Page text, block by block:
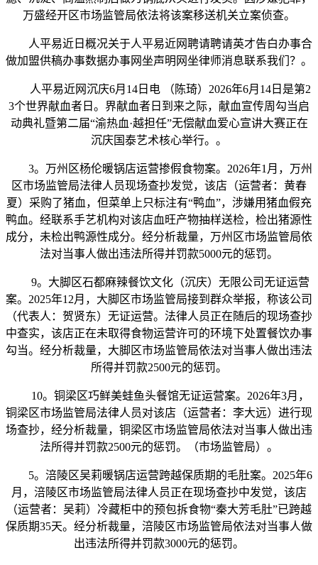
万盛经开区市场监管局依法将该案移送机关立案侦查。
人平易近日概况关于人平易近网聘请聘请英才告白办事合
做加盟供稿办事数据办事网坐声明网坐律师消息联系我们？。
人平易近网沉庆6月14日电 （陈琦）2026年6月14日是第2
3个世界献血者日。界献血者日到来之际，献血宣传周勾当启
动典礼暨第二届“渝热血·越担任”无偿献血爱心宣讲大赛正在
沉庆国泰艺术核心举行。。
3。万州区杨伦暖锅店运营掺假食物案。2026年1月，万州
区市场监管局法律人员现场查抄发觉，该店（运营者：黄春
夏）采购了猪血，但菜单上只标注有“鸭血”，涉嫌用猪血假充
鸭血。经联系手艺机构对该店血旺产物抽样送检，检出猪源性
成分，未检出鸭源性成分。经分析裁量，万州区市场监管局依
法对当事人做出违法所得并罚款5000元的惩罚。
9。大脚区石都麻辣餐饮文化（沉庆）无限公司无证运营
案。2025年12月，大脚区市场监管局接到群众举报，称该公司
（代表人：贺贤东）无证运营。法律人员正在随后的现场查抄
中查实，该店正在未取得食物运营许可的环境下处置餐饮办事
勾当。经分析裁量，大脚区市场监管局依法对当事人做出违法
所得并罚款2500元的惩罚。
10。铜梁区巧鲜美蛙鱼头餐馆无证运营案。2026年3月，
铜梁区市场监管局法律人员对该店（运营者：李大远）进行现
场查抄，经分析裁量，铜梁区市场监管局依法对当事人做出违
法所得并罚款2500元的惩罚。（市场监管局）。
5。涪陵区吴莉暖锅店运营跨越保质期的毛肚案。2025年6
月，涪陵区市场监管局法律人员正在现场查抄中发觉，该店
（运营者：吴莉）冷藏柜中的预包拆食物“秦大芳毛肚”已跨越
保质期35天。经分析裁量，涪陵区市场监管局依法对当事人做
出违法所得并罚款3000元的惩罚。